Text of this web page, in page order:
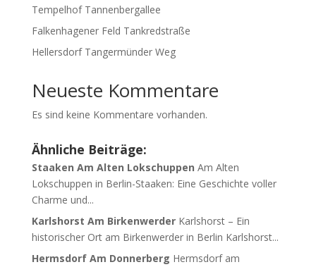
Tempelhof Tannenbergallee
Falkenhagener Feld Tankredstraße
Hellersdorf Tangermünder Weg
Neueste Kommentare
Es sind keine Kommentare vorhanden.
Ähnliche Beiträge:
Staaken Am Alten Lokschuppen Am Alten
Lokschuppen in Berlin-Staaken: Eine Geschichte voller
Charme und...
Karlshorst Am Birkenwerder Karlshorst – Ein
historischer Ort am Birkenwerder in Berlin Karlshorst...
Hermsdorf Am Donnerberg Hermsdorf am